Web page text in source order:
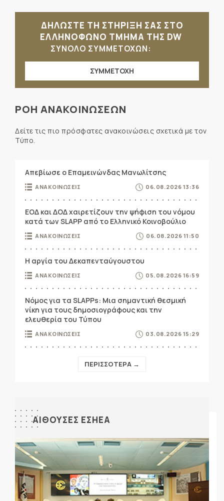
ΔΗΛΩΣΤΕ ΤΗ ΣΤΗΡΙΞΗ ΣΑΣ ΣΤΟ
ΕΛΛΗΝΟΦΩΝΟ ΤΜΗΜΑ ΤΗΣ DW
ΣΥΝΟΛΟ ΣΥΜΜΕΤΟΧΩΝ:
ΣΥΜΜΕΤΟΧΗ
ΡΟΗ ΑΝΑΚΟΙΝΩΣΕΩΝ
Δείτε τις πιο πρόσφατες ανακοινώσεις σχετικά με τον
Τύπο.
Απεβίωσε ο Επαμεινώνδας Μανωλίτσης
ΑΝΑΚΟΙΝΩΣΕΙΣ 06.08.2026 13:36
ΕΟΔ και ΔΟΔ χαιρετίζουν την ψήφιση του νόμου
κατά των SLAPP από το Ελληνικό Κοινοβούλιο
ΑΝΑΚΟΙΝΩΣΕΙΣ 06.08.2026 11:50
Η αργία του Δεκαπενταύγουστου
ΑΝΑΚΟΙΝΩΣΕΙΣ 05.08.2026 16:59
Νόμος για τα SLAPPs: Μια σημαντική θεσμική
νίκη για τους δημοσιογράφους και την
ελευθερία του Τύπου
ΑΝΑΚΟΙΝΩΣΕΙΣ 03.08.2026 15:29
ΠΕΡΙΣΣΟΤΕΡΑ →
ΑΙΘΟΥΣΕΣ ΕΣΗΕΑ